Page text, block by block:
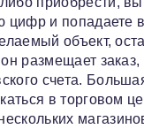
цифр и
объект,
размещает
счета.
в торговом